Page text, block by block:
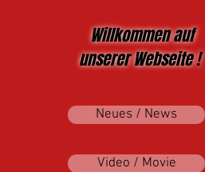
Willkommen auf
unserer Webseite !
Neues / News
Video / Movie